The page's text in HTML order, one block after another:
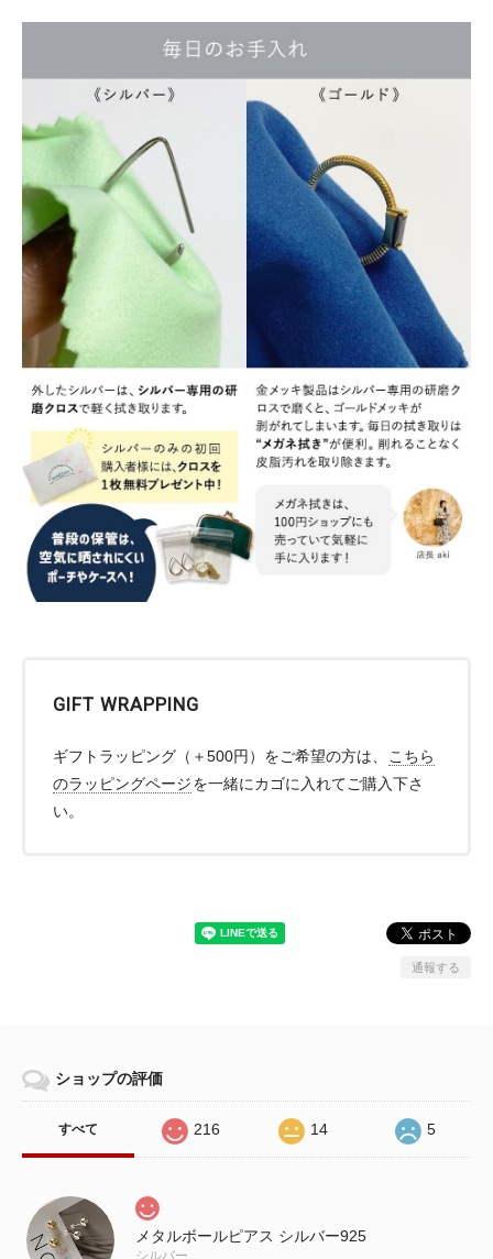
GIFT WRAPPING
ギフトラッピング（＋500円）をご希望の方は、
こちら
のラッピングページを一緒にカゴに入れてご購入下さ
い。
通報する
ショップの評価
すべて 216 14 5
メタルボールピアス シルバー925
シルバー